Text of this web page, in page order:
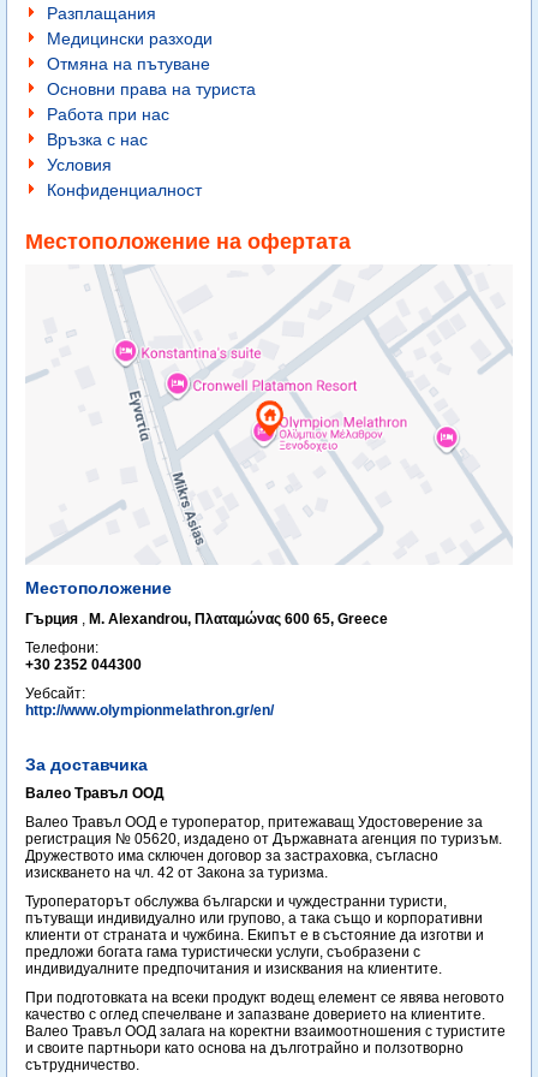
Разплащания
Медицински разходи
Отмяна на пътуване
Основни права на туриста
Работа при нас
Връзка с нас
Условия
Конфиденциалност
Местоположение на офертата
Местоположение
Гърция , M. Alexandrou, Πλαταμώνας 600 65, Greece
Телефони:
+30 2352 044300
Уебсайт:
http://www.olympionmelathron.gr/en/
За доставчика
Валео Травъл ООД
Валео Травъл ООД е туроператор, притежаващ Удостоверение за
регистрация № 05620, издадено от Държавната агенция по туризъм.
Дружеството има сключен договор за застраховка, съгласно
изискването на чл. 42 от Закона за туризма.
Туроператорът обслужва български и чуждестранни туристи,
пътуващи индивидуално или групово, а така също и корпоративни
клиенти от страната и чужбина. Екипът е в състояние да изготви и
предложи богата гама туристически услуги, съобразени с
индивидуалните предпочитания и изисквания на клиентите.
При подготовката на всеки продукт водещ елемент се явява неговото
качество с оглед спечелване и запазване доверието на клиентите.
Валео Травъл ООД залага на коректни взаимоотношения с туристите
и своите партньори като основа на дълготрайно и ползотворно
сътрудничество.